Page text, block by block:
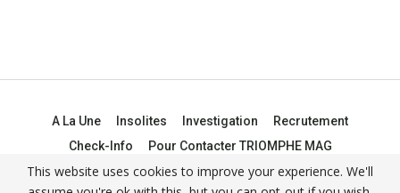
A La Une Insolites Investigation
Recrutement
Check-Info
Pour Contacter TRIOMPHE MAG
This website uses cookies to improve your experience. We'll